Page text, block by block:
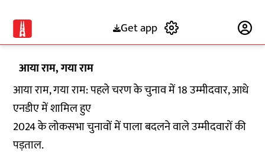
Get app
आया राम, गया राम
आया राम, गया राम: पहले चरण के चुनाव में 18 उम्मीदवार, आधे
एनडीए में शामिल हुए
2024 के लोकसभा चुनावों में पाला बदलने वाले उम्मीदवारों की
पड़ताल.